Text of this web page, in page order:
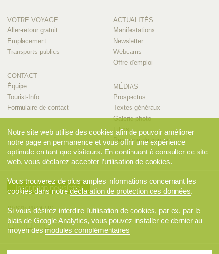
VOTRE VOYAGE
Aller-retour gratuit
Emplacement
Transports publics
CONTACT
Équipe
Tourist-Info
Formulaire de contact
ACTUALITÉS
Manifestations
Newsletter
Webcams
Offre d'emploi
MÉDIAS
Prospectus
Textes généraux
Galerie photo
Films
Personne de contact
Inscription newsletter
RESTE PROCHE
Notre site web utilise des cookies afin de pouvoir améliorer
notre page en permanence et vous offrir une expérience
optimale en tant que visiteurs. En continuant à consulter ce site
web, vous déclarez accepter l’utilisation de cookies.
Vous trouverez de plus amples informations concernant les
cookies dans notredéclaration de protection des données.
Si vous désirez interdire l’utilisation de cookies, par ex. par le
biais de Google Analytics, vous pouvez installer ce dernier au
moyen des modules complémentaires